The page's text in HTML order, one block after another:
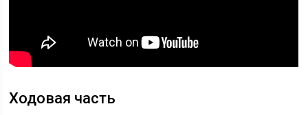
Ходовая часть